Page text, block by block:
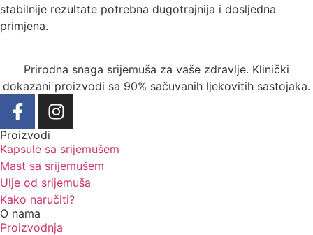
stabilnije rezultate potrebna dugotrajnija i dosljedna
primjena.
Prirodna snaga srijemuša za vaše zdravlje. Klinički
dokazani proizvodi sa 90% sačuvanih ljekovitih sastojaka.
Proizvodi
Kapsule sa srijemušem
Mast sa srijemušem
Ulje od srijemuša
Kako naručiti?
O nama
Proizvodnja